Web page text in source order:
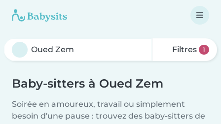
Filtres 1
Baby-sitters à Oued Zem
Soirée en amoureux, travail ou simplement
besoin d'une pause : trouvez des baby-sitters de